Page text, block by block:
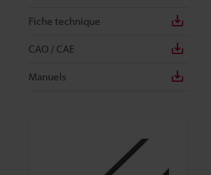
Fiche technique
CAO / CAE
Manuels